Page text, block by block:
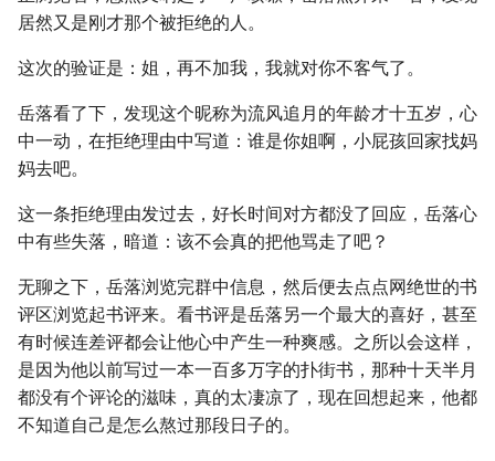
居然又是刚才那个被拒绝的人。
这次的验证是：姐，再不加我，我就对你不客气了。
岳落看了下，发现这个昵称为流风追月的年龄才十五岁，心
中一动，在拒绝理由中写道：谁是你姐啊，小屁孩回家找妈
妈去吧。
这一条拒绝理由发过去，好长时间对方都没了回应，岳落心
中有些失落，暗道：该不会真的把他骂走了吧？
无聊之下，岳落浏览完群中信息，然后便去点点网绝世的书
评区浏览起书评来。看书评是岳落另一个最大的喜好，甚至
有时候连差评都会让他心中产生一种爽感。之所以会这样，
是因为他以前写过一本一百多万字的扑街书，那种十天半月
都没有个评论的滋味，真的太凄凉了，现在回想起来，他都
不知道自己是怎么熬过那段日子的。